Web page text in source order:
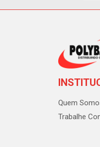
Quem
Trabalhe